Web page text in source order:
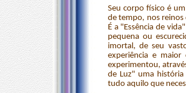
Seu corpo físico é
de tempo, nos reinos
É a "Essência de
pequena ou
imortal, de seu
experiência e
experimentou,
de Luz" uma história
tudo aquilo que